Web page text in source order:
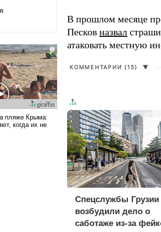
трех
война с
период
В прошлом месяце
Песков назвал
атаковать местную
КОММЕНТАРИИ (15) ▼
Спецслужбы Грузии
возбудили дело о
саботаже из-за